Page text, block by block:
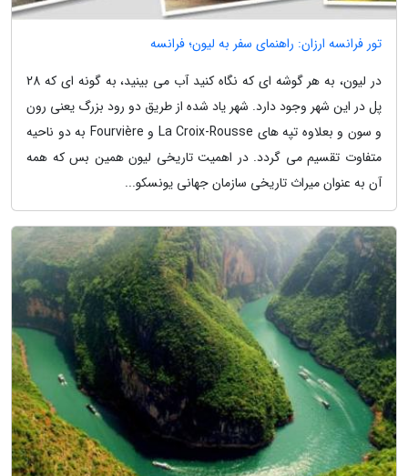
تور فرانسه ارزان: راهنمای سفر به لیون؛ فرانسه
در لیون، به هر گوشه ای که نگاه کنید آب می بینید، به گونه ای که 28
پل در این شهر وجود دارد. شهر یاد شده از طریق دو رود بزرگ یعنی رون
و سون و بعلاوه تپه های La Croix-Rousse و Fourvière به دو ناحیه
متفاوت تقسیم می گردد. در اهمیت تاریخی لیون همین بس که همه
آن به عنوان میراث تاریخی سازمان جهانی یونسکو...